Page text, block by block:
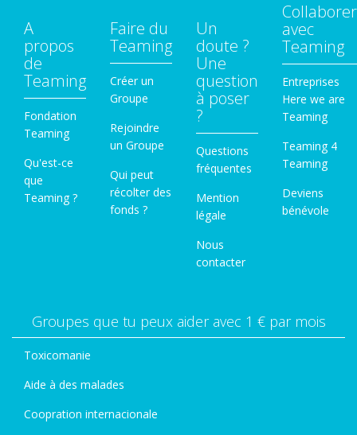
A
propos
de
Teaming
Fondation
Teaming
Qu'est-ce
que
Teaming ?
Faire du
Teaming
Créer un
Groupe
Rejoindre
un Groupe
Qui peut
récolter des
fonds ?
Un
doute ?
Une
question
à poser
?
Questions
fréquentes
Mention
légale
Nous
contacter
Collaborer
avec
Teaming
Entreprises
Here we are
Teaming
Teaming 4
Teaming
Deviens
bénévole
Groupes que tu peux aider avec 1 € par mois
Toxicomanie
Aide à des malades
Coopration internacionale